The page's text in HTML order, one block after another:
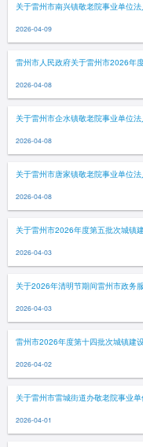
关于雷州市南兴镇敬老院事业单位
2026-04-09
雷州市人民政府关于雷州市2026年
2026-04-08
关于雷州市企水镇敬老院事业单位
2026-04-08
关于雷州市唐家镇敬老院事业单位
2026-04-08
关于雷州市2026年度第五批次城镇
2026-04-03
关于2026年清明节期间雷州市政务
2026-04-03
雷州市2026年度第十四批次城镇建
2026-04-02
关于雷州市雷城街道办敬老院事业
2026-04-01